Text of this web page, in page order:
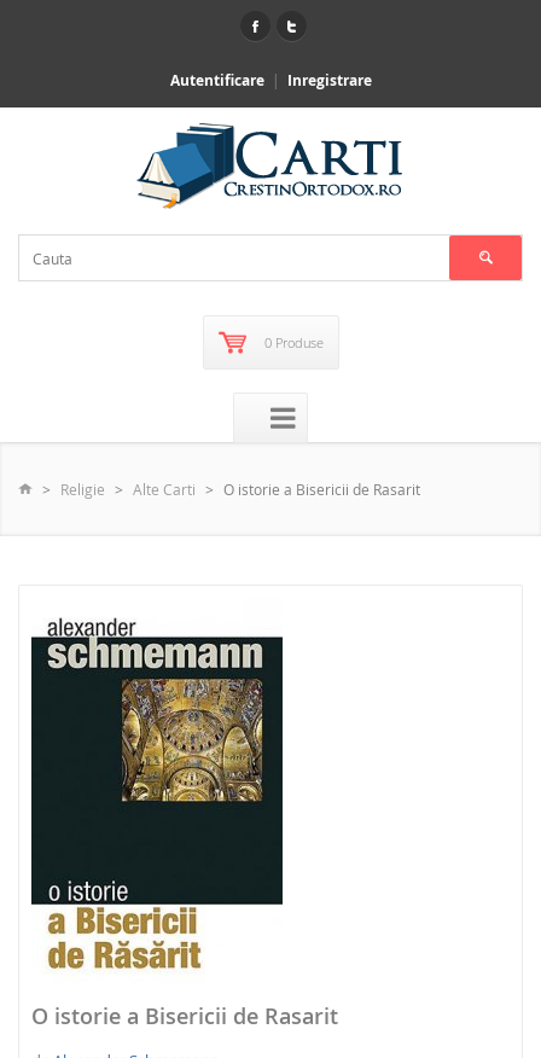
Autentificare Inregistrare
0 Produse
Religie Alte Carti O istorie a Bisericii de Rasarit
O istorie a Bisericii de Rasarit